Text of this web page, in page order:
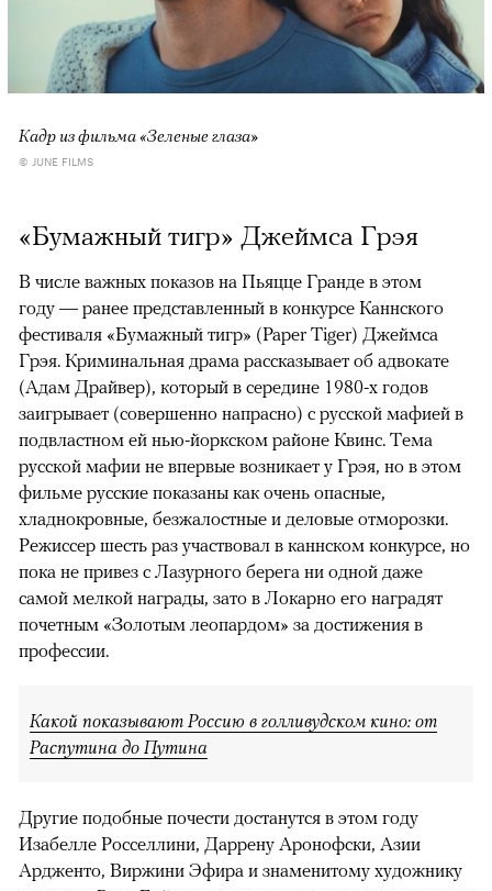
Кадр из фильма «Зеленые глаза»
© JUNE FILMS
«Бумажный тигр» Джеймса Грэя
В числе важных показов на Пьяцце Гранде в этом
году — ранее представленный в конкурсе Каннского
фестиваля «Бумажный тигр» (Paper Tiger) Джеймса
Грэя. Криминальная драма рассказывает об адвокате
(Адам Драйвер), который в середине 1980-х годов
заигрывает (совершенно напрасно) с русской мафией в
подвластном ей нью-йоркском районе Квинс. Тема
русской мафии не впервые возникает у Грэя, но в этом
фильме русские показаны как очень опасные,
хладнокровные, безжалостные и деловые отморозки.
Режиссер шесть раз участвовал в каннском конкурсе, но
пока не привез с Лазурного берега ни одной даже
самой мелкой награды, зато в Локарно его наградят
почетным «Золотым леопардом» за достижения в
профессии.
Какой показывают Россию в голливудском кино: от
Распутина до Путина
Другие подобные почести достанутся в этом году
Изабелле Росселлини, Даррену Аронофски, Азии
Ардженто, Виржини Эфира и знаменитому художнику